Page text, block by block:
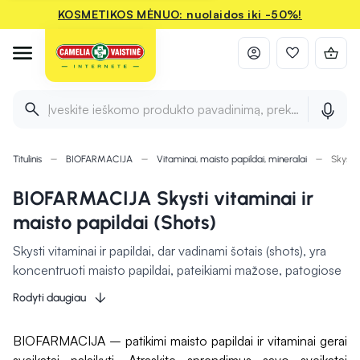
KOSMETIKOS MĖNUO: nuolaidos iki -50%!
Įveskite ieškomo produkto pavadinimą, prekės ženklą ir
Titulinis BIOFARMACIJA Vitaminai, maisto papildai, mineralai Skysti
BIOFARMACIJA Skysti vitaminai ir
maisto papildai (Shots)
Skysti vitaminai ir papildai, dar vadinami šotais (shots), yra
koncentruoti maisto papildai, pateikiami mažose, patogiose
vienkartinėse pakuotėse. Jie paruošti tiesioginiam vartojimui
ir nereikalauja papildomo maišymo ar skysčio užgėrimui.
propaguojantiems ar keliaujantiems žmonėms. Šotai gali
Rodyti daugiau
BIOFARMACIJA – patikimi maisto papildai ir vitaminai gerai